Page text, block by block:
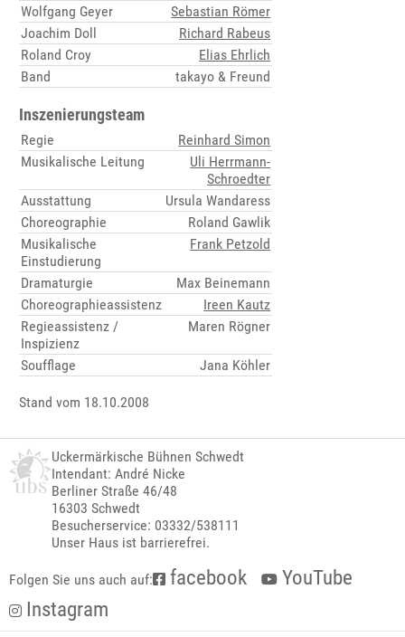
Wolfgang Geyer
Sebastian Römer
Joachim Doll
Richard Rabeus
Roland Croy
Elias Ehrlich
Band
takayo & Freund
Inszenierungsteam
Regie
Reinhard Simon
Musikalische Leitung
Uli Herrmann-
Schroedter
Ausstattung
Ursula Wandaress
Choreographie
Roland Gawlik
Musikalische
Einstudierung
Frank Petzold
Dramaturgie
Max Beinemann
Choreographieassistenz
Ireen Kautz
Regieassistenz /
Inspizienz
Maren Rögner
Soufflage Jana Köhler
Stand vom 18.10.2008
Uckermärkische Bühnen Schwedt
Intendant: André Nicke
Berliner Straße 46/48
16303 Schwedt
Besucherservice: 03332/538111
Unser Haus ist barrierefrei.
Folgen Sie uns auch auf: facebook
YouTube
Instagram